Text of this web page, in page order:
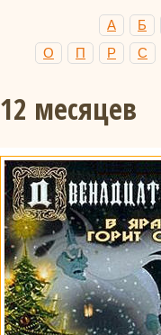
А
Б
О
П Р С
12 месяцев